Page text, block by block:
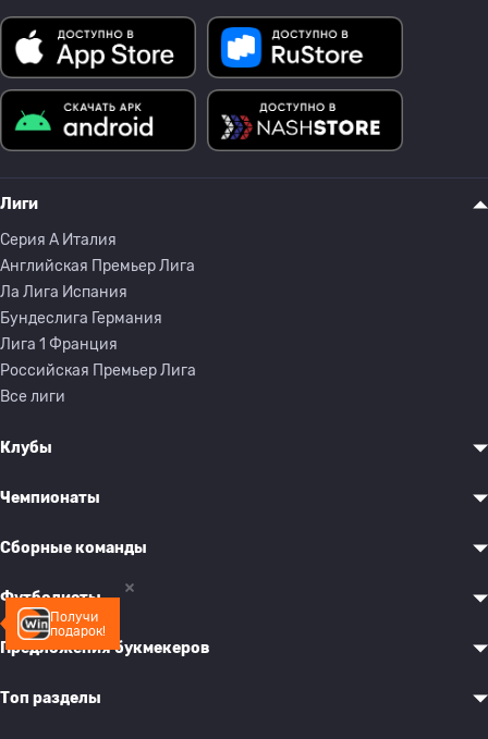
Получи
подарок!
Лиги
Серия A Италия
Английская Премьер Лига
Ла Лига Испания
Бундеслига Германия
Лига 1 Франция
Российская Премьер Лига
Все лиги
Клубы
Чемпионаты
Сборные команды
Футболисты
Предложения букмекеров
Топ разделы